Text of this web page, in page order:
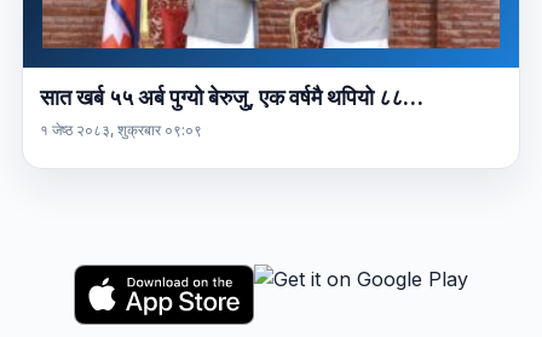
सात खर्ब ५५ अर्ब पुग्यो बेरुजु, एक वर्षमै थपियो ८८…
१ जेष्ठ २०८३, शुक्रबार ०९:०९